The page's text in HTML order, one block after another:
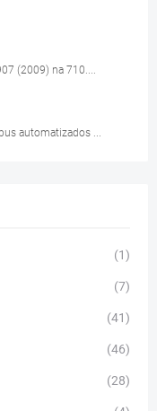
(2009) na 710....
automatizados ...
(1)
(7)
(41)
(46)
(28)